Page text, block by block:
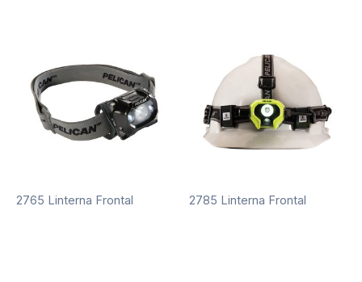
2765 Linterna Frontal 2785 Linterna Frontal